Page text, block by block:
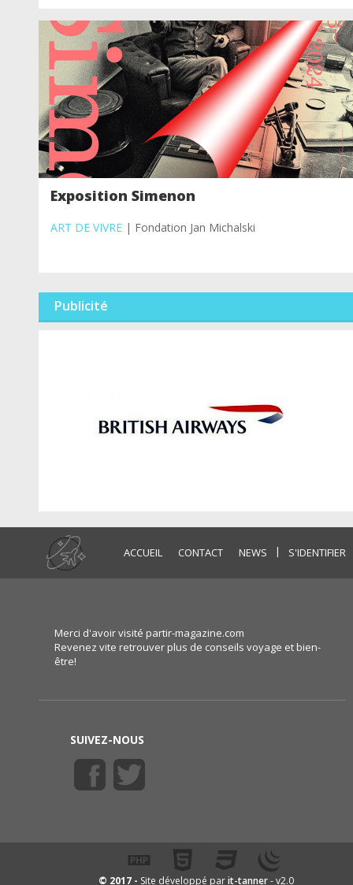
Exposition Simenon
ART DE VIVRE| Fondation Jan Michalski
Publicité
ACCUEIL CONTACT NEWS | S'IDENTIFIER
Merci d'avoir visité partir-magazine.com
Revenez vite retrouver plus de conseils voyage et bien-
être!
SUIVEZ-NOUS
© 2017 - Site développé parit-tanner- v2.0